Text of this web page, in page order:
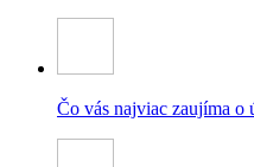
Čo vás najviac zaujíma o